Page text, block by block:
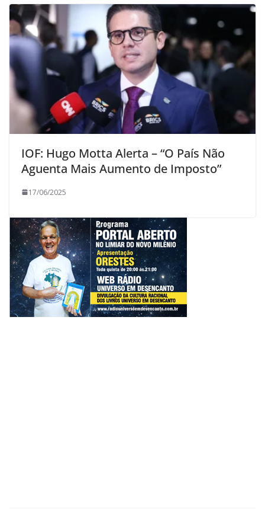
IOF: Hugo Motta Alerta – “O País Não
Aguenta Mais Aumento de Imposto”
17/06/2025